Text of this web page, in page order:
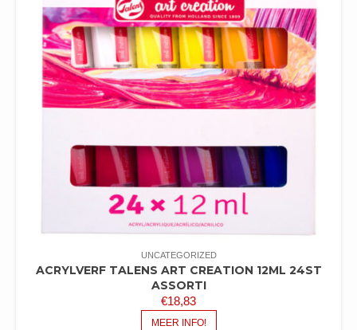
UNCATEGORIZED
ACRYLVERF TALENS ART CREATION 12ML 24ST
ASSORTI
€18,83
MEER INFO!